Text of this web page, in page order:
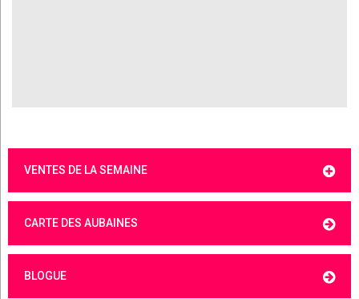
VENTES DE LA SEMAINE
CARTE DES AUBAINES
BLOGUE